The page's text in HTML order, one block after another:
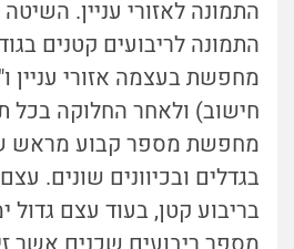
התמונה לאזורי עניין.
התמונה לריבועים קטנים
מחפשת בעצמה אזורי עניין
חישוב) ולאחר החלוקה בכל
מחפשת מספר קבוע מראש
בגדלים ובכיוונים שונים.
בריבוע קטן, בעוד עצם